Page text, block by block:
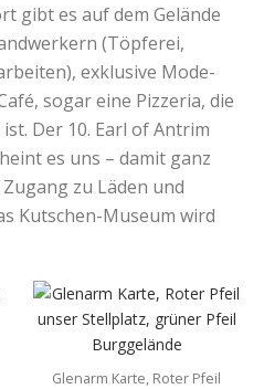
gibt es auf dem Gelände
(Töpferei,
exklusive Mode-
sogar eine Pizzeria, die
Der 10. Earl of Antrim
es uns – damit ganz
zu Läden und
Kutschen-Museum wird
Glenarm Karte, Roter Pfeil